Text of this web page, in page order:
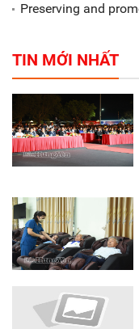
Preserving and
TIN MỚI NHẤT